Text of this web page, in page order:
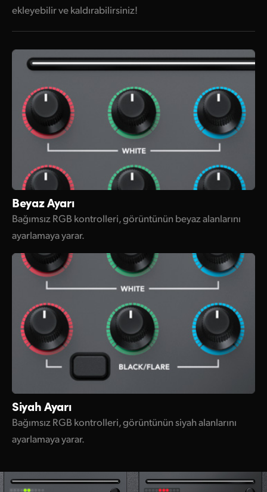
ekleyebilir ve kaldırabilirsiniz!
Beyaz Ayarı
Bağımsız RGB kontrolleri, görüntünün beyaz alanlarını
ayarlamaya yarar.
Siyah Ayarı
Bağımsız RGB kontrolleri, görüntünün siyah alanlarını
ayarlamaya yarar.